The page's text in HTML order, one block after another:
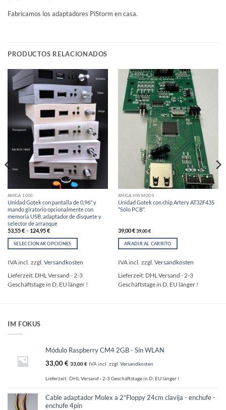
Fabricamos los adaptadores PiStorm en casa.
PRODUCTOS RELACIONADOS
AMIGA 1000
Unidad Gotek con pantalla de 0,96″ y
mando giratorio opcionalmente con
memoria USB, adaptador de disquete y
selector de arranque
53,55€– 124,95€
SELECCIONAR OPCIONES
producto
múltiples
variantes.
pueden
página
IVA incl. zzgl. Versandkosten
Lieferzeit: DHL Versand - 2-3
Geschäftstage in D, EU länger !
AMIGA HW MODS
Unidad Gotek con chip Artery AT32F435
*Sólo PCB*.
39,00€ 39,00€
AÑADIR AL CARRITO
IVA incl. zzgl. Versandkosten
Lieferzeit: DHL Versand - 2-3
Geschäftstage in D, EU länger !
IM FOKUS
Módulo Raspberry CM4 2GB - Sin WLAN
33,00€ 33,00€ IVA incl. zzgl.Versandkosten
Lieferzeit: DHL Versand - 2-3 Geschäftstage in D, EU länger !
Cable adaptador Molex a 2*Floppy 24cm clavija - enchufe -
enchufe 4pin